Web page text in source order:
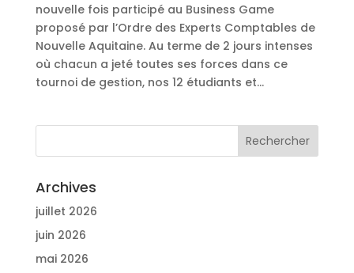
nouvelle fois participé au Business Game
proposé par l’Ordre des Experts Comptables de
Nouvelle Aquitaine. Au terme de 2 jours intenses
où chacun a jeté toutes ses forces dans ce
tournoi de gestion, nos 12 étudiants et...
Archives
juillet 2026
juin 2026
mai 2026